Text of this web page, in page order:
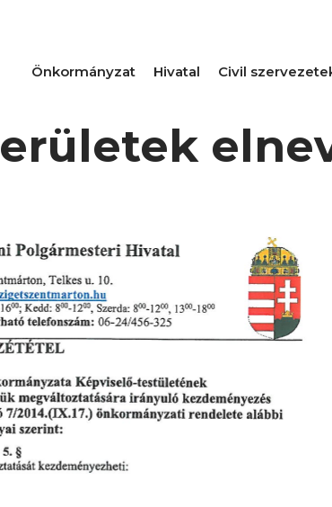
Önkormányzat Hivatal Civil